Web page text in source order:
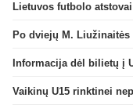
Lietuvos futbolo
Informacija dėl bilietų į
Vaikinų U15 rinktinei